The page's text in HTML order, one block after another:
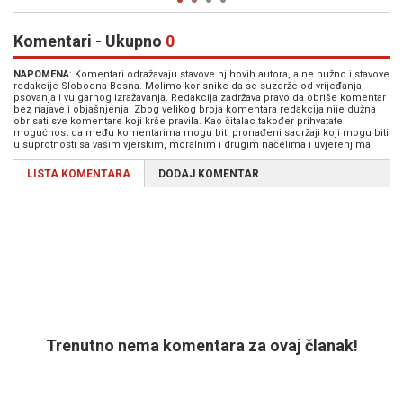
Komentari - Ukupno 0
NAPOMENA: Komentari odražavaju stavove njihovih autora, a ne nužno i stavove
redakcije Slobodna Bosna. Molimo korisnike da se suzdrže od vrijeđanja,
psovanja i vulgarnog izražavanja. Redakcija zadržava pravo da obriše komentar
bez najave i objašnjenja. Zbog velikog broja komentara redakcija nije dužna
obrisati sve komentare koji krše pravila. Kao čitalac također prihvatate
mogućnost da među komentarima mogu biti pronađeni sadržaji koji mogu biti
u suprotnosti sa vašim vjerskim, moralnim i drugim načelima i uvjerenjima.
LISTA KOMENTARA DODAJ KOMENTAR
Trenutno nema komentara za ovaj članak!